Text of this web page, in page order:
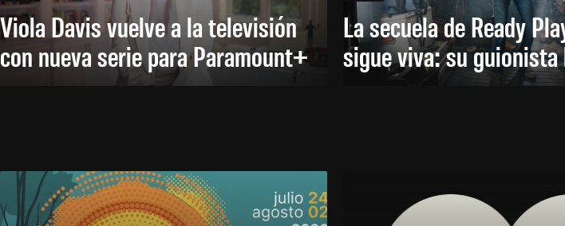
Viola Davis vuelve a la televisión
con nueva serie para Paramount+
La secuela de Ready
sigue viva: su